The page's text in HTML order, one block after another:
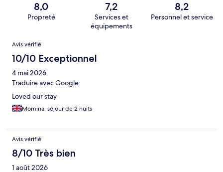
8,0
Propreté
7,2
Services et
équipements
8,2
Personnel et service
Avis
Avis vérifié
10/10 Exceptionnel
4 mai 2026
Traduire avec Google
Loved our stay
Momina, séjour de 2 nuits
Avis vérifié
8/10 Très bien
1 août 2026